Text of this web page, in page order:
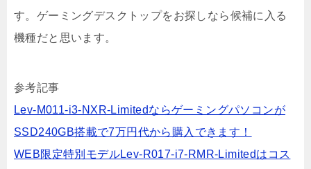
す。ゲーミングデスクトップをお探しなら候補に入る
機種だと思います。
参考記事
Lev-M011-i3-NXR-Limitedならゲーミングパソコンが
SSD240GB搭載で7万円代から購入できます！
WEB限定特別モデルLev-R017-i7-RMR-Limitedはコス